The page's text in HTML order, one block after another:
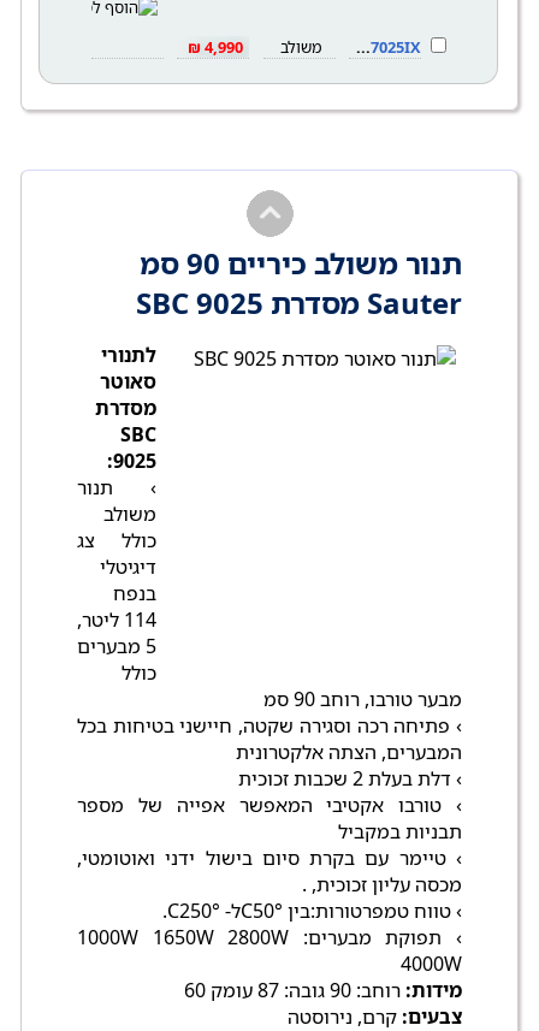
SBC7025IX משולב 4,990 ₪
תנור משולב כיריים 90 סמ
Sauter מסדרת SBC 9025
לתנורי
סאוטר
מסדרת
SBC
9025:
› תנור
משולב
כולל צג
דיגיטלי
בנפח
114 ליטר,
5 מבערים
כולל
מבער טורבו, רוחב 90 סמ
› פתיחה רכה וסגירה שקטה, חיישני בטיחות בכל
המבערים, הצתה אלקטרונית
› דלת בעלת 2 שכבות זכוכית
› טורבו אקטיבי המאפשר אפייה של מספר
תבניות במקביל
› טיימר עם בקרת סיום בישול ידני ואוטומטי,
מכסה עליון זכוכית, .
› טווח טמפרטורות:בין °C50ל- °C250.
› תפוקת מבערים: 1000W 1650W 2800W
4000W
מידות: רוחב: 90 גובה: 87 עומק 60
צבעים: קרם, נירוסטה